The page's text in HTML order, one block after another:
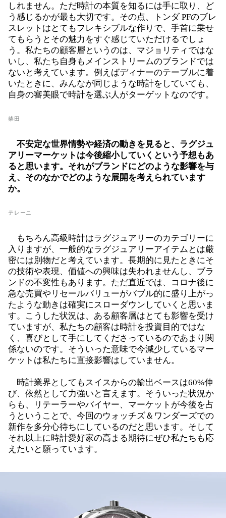
しれません。ただ時計の本質を知るには手に取り、ど
う感じるかが最も大切です。その点、トンダ PFのブレ
スレットはとてもフレキシブルな作りで、手首に乗せ
てもらうとその魅力をすぐ感じていただけるでしょ
う。私たちの顧客層というのは、マジョリティではな
いし、私たち自身もメインストリームのブランドでは
ないと考えています。例えばディナーのテーブルに着
いたときに、みんなが同じような時計をしていても、
⾃⾝の審美眼で時計を選ぶ⼈がターゲットなのです。
柴田
不安定な世界情勢や経済の動きを見ると、ラグジュ
アリーマーケットは今後縮小していくという予想もあ
ると思います。それがブランドにどのような影響を与
え、そのなかでどのような展開を考えられています
か。
テレーニ
もちろん高級時計はラグジュアリーのカテゴリーに
入りますが、一般的なラグジュアリーアイテムとは厳
密には別物だと考えています。長期的に見たときにそ
の技術や表現、価値への興味は失われませんし、ブラ
ンドの不変性もあります。ただ直近では、コロナ後に
急な売買やリセールバリューがバブル的に盛り上がっ
たような動きは確実にスローダウンしていくと思いま
す。こうした状況は、ある顧客層はとても影響を受け
ていますが、私たちの顧客は時計を投資目的ではな
く、喜びとして手にしてくださっているのであまり関
係ないのです。そういった意味で今減少しているマー
ケットは私たちに直接影響はしていません。
時計業界としてもスイスからの輸出ベースは60%伸
び、依然として力強いと言えます。そういった状況か
らも、リテーラーやバイヤー、マーケットが今後を占
うということで、今回のウォッチズ＆ワンダーズでの
新作を多分心待ちにしているのだと思います。そして
それ以上に時計愛好家の高まる期待にぜひ私たちも応
えたいと願っています。